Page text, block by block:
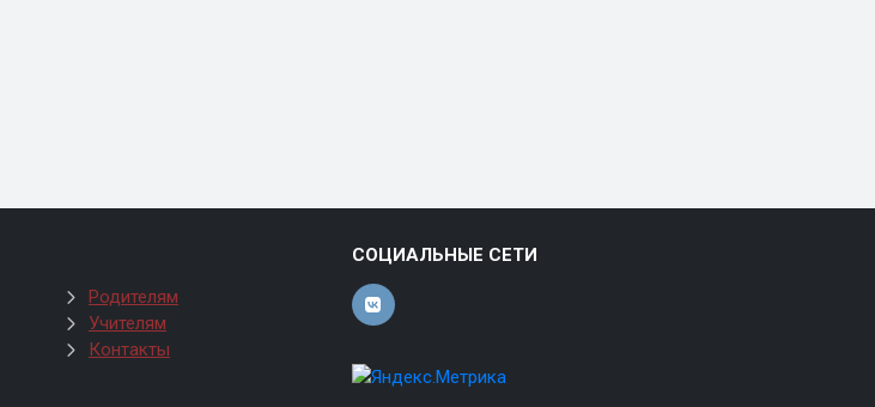
Родителям
Учителям
Контакты
СОЦИАЛЬНЫЕ СЕТИ